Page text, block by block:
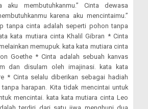
aku membutuhkanmu.” Cinta dewasa
karena aku mencintaimu.”
tanpa cinta adalah seperti pohon tanpa
kata mutiara cinta Khalil Gibran * Cinta
memupuk. kata kata mutiara cinta
Goethe * Cinta adalah sebuah kanvas
dan disulam oleh imajinasi. kata kata
* Cinta selalu diberikan sebagai hadiah
harapan. Kita tidak mencintai untuk
mencintai. kata kata mutiara cinta Leo